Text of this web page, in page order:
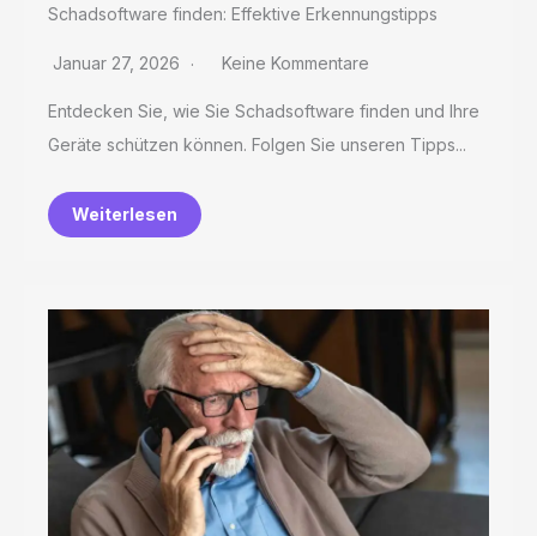
Schadsoftware finden: Effektive Erkennungstipps
Januar 27, 2026 Keine Kommentare
Entdecken Sie, wie Sie Schadsoftware finden und Ihre
Geräte schützen können. Folgen Sie unseren Tipps...
Weiterlesen